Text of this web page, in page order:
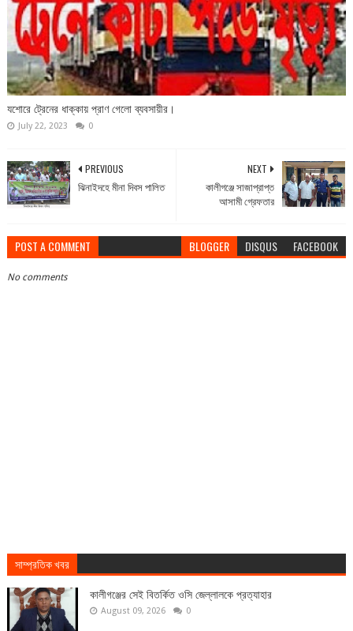
যশোরে ট্রেনের ধাক্কায় প্রাণ গেলো ব্যবসায়ীর।
July 22, 2023 0
NEXT
কালীগঞ্জে সাজাপ্রাপ্ত
আসামী গ্রেফতার
PREVIOUS
ঝিনাইদহে মীনা দিবস পালিত
POST A COMMENT BLOGGER DISQUS FACEBOOK
No comments
সাম্প্রতিক খবর
কালীগঞ্জের সেই বিতর্কিত ওসি জেল্লালকে প্রত্যাহার
August 09, 2026 0